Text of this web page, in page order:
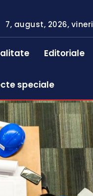
7, august, 2026, vineri
Editoriale
speciale